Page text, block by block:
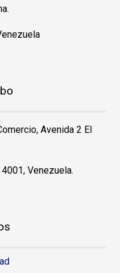
Avenida 2 El
Venezuela.